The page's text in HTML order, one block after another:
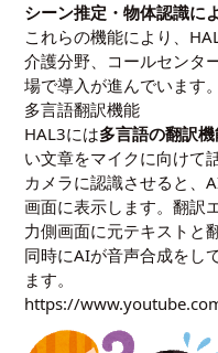
シーン推定・物体認識に
これらの機能により、
介護分野、コールセンタ
場で導入が進んでいます。
多言語翻訳機能
HAL3には多言語の翻訳
い文章をマイクに向けて
カメラに認識させると、
画面に表示します。翻訳
力側画面に元テキストと
同時にAIが音声合成をし
ます。
https://